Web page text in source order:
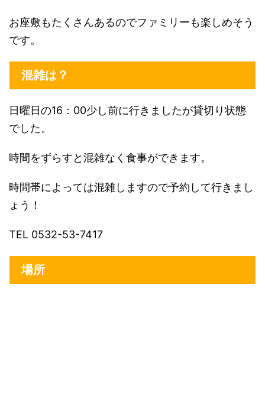
お座敷もたくさんあるのでファミリーも楽しめそう
です。
混雑は？
日曜日の16：00少し前に行きましたが貸切り状態
でした。
時間をずらすと混雑なく食事ができます。
時間帯によっては混雑しますので予約して行きまし
ょう！
TEL 0532-53-7417
場所